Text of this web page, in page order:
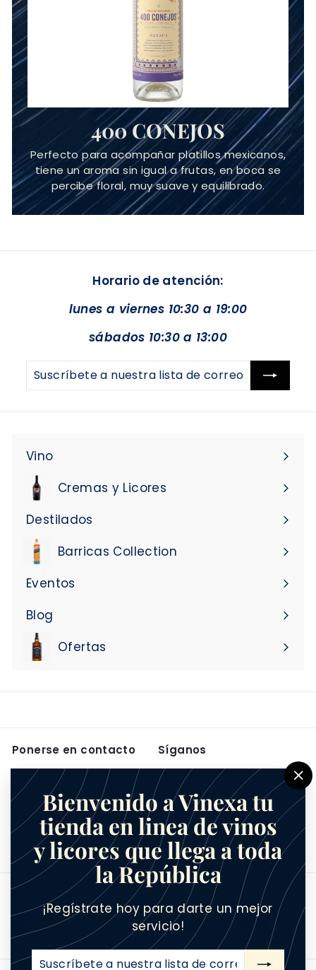
Bienvenido a Vinexa tu
tienda en linea de vinos
y licores que llega a toda
la República
¡Regístrate hoy para darte un mejor
servicio!
Suscríbete
Suscribir
400 CONEJOS
Perfecto para acompañar platillos mexicanos,
tiene un aroma sin igual a frutas, en boca se
percibe floral, muy suave y equilibrado.
Horario de atención:
lunes a viernes 10:30 a 19:00
sábados 10:30 a 13:00
Suscríbete
correo
Suscribir
Vino
Expandir
menúCremas y Licores
Expandir
menú
Destilados
Expandir
menúBarricas Collection
Eventos
Blog
Ofertas
Ponerse en contacto
5557401622
Contacto
Síganos
Instagram
Facebook
Acerca de
¿Quienes somos?
Aceptamos